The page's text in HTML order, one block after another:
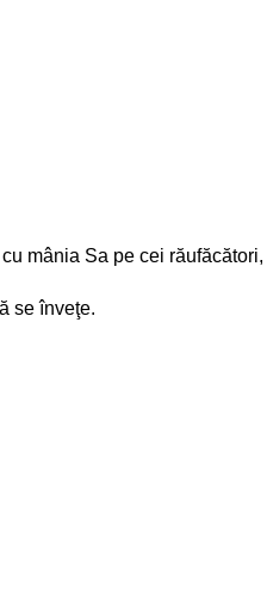
mânia Sa pe cei răufăcători,
se înveţe.